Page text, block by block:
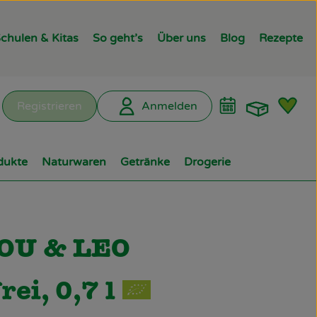
& Kitas So geht’s Über uns Blog Rezepte
Registrieren Anmelden
Naturwaren Getränke Drogerie
& LEO
0,7 l